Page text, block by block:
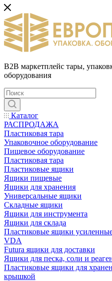
B2B маркетплейс тары,
оборудования
Каталог
РАСПРОДАЖА
Пластиковая тара
Упаковочное оборудование
Пищевое оборудование
Пластиковая тара
Пластиковые ящики
Ящики пищевые
Ящики для хранения
Универсальные ящики
Складные ящики
Ящики для инструмента
Ящики для склада
Пластиковые ящики
VDA
Futura ящики для доставки
Ящики для песка, соли и
Пластиковые ящики для
крышкой